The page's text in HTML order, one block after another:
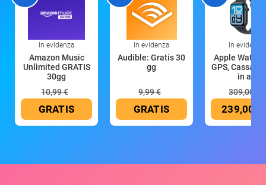
In evidenza
Amazon Music
Unlimited GRATIS
30gg
10,99 €
GRATIS
In evidenza
Audible: Gratis 30
gg
9,99 €
GRATIS
In evidenza
Apple Watch
GPS, Cassa
in all
309,00 €
239,00 €